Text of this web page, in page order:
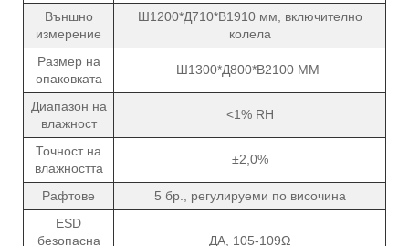
Външно
измерение
Ш1200*Д710*В1910 мм, включително
колела
Размер на
опаковката
Ш1300*Д800*В2100 ММ
Диапазон на
влажност
<1% RH
Точност на
влажността
±2,0%
Рафтове
5 бр., регулируеми по височина
ESD
безопасна
ДА, 105-109Ω